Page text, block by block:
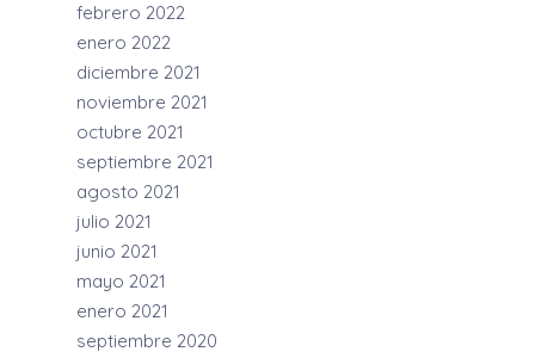
febrero 2022
enero 2022
diciembre 2021
noviembre 2021
octubre 2021
septiembre 2021
agosto 2021
julio 2021
junio 2021
mayo 2021
enero 2021
septiembre 2020